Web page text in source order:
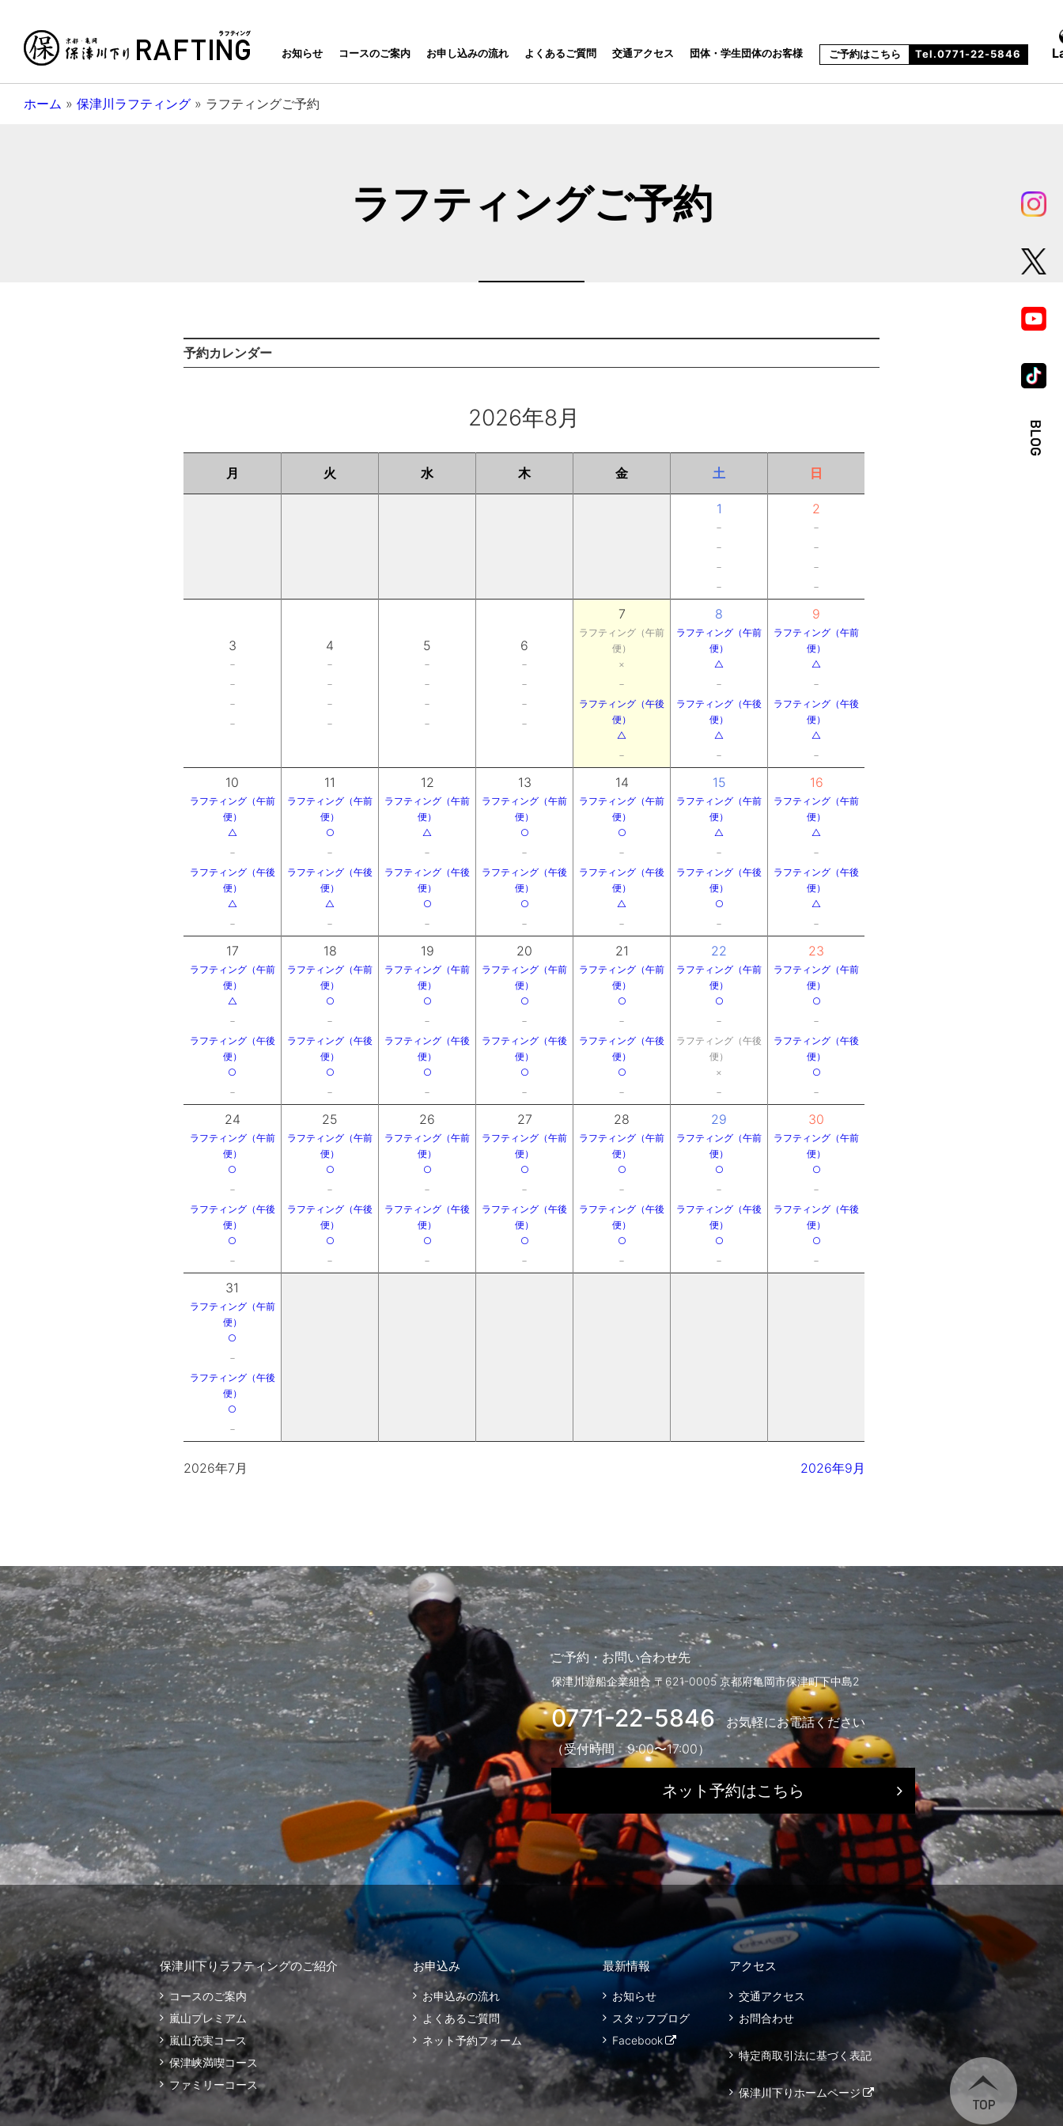
ビ
ス
キ
京都・亀岡 保津川下り RAFTING
お知らせ コースのご案内 お申し込みの流れ よくあるご質問 交通アクセス 団体・学生団体のお客様 ご予約はこちら Tel.0771-22-5846
ホーム » 保津川ラフティング » ラフティングご予約
ラフティングご予約
予約カレンダー
2026年8月
月 火 水 木 金 土 日
1
－
－
－
－
2
－
－
－
－
3
－
－
－
－
4
－
－
－
－
5
－
－
－
－
6
－
－
－
－
7
ラフティング（午前
便）
×
－
ラフティング（午後
便）
△
－
8
ラフティング（午前
便）
△
－
ラフティング（午後
便）
△
－
9
ラフティング（午前
便）
△
－
ラフティング（午後
便）
△
－
10
ラフティング（午前
便）
△
－
ラフティング（午後
便）
△
－
11
ラフティング（午前
便）
○
－
ラフティング（午後
便）
△
－
12
ラフティング（午前
便）
△
－
ラフティング（午後
便）
○
－
13
ラフティング（午前
便）
○
－
ラフティング（午後
便）
○
－
14
ラフティング（午前
便）
○
－
ラフティング（午後
便）
△
－
15
ラフティング（午前
便）
△
－
ラフティング（午後
便）
○
－
16
ラフティング（午前
便）
△
－
ラフティング（午後
便）
△
－
17
ラフティング（午前
便）
△
－
ラフティング（午後
便）
○
－
18
ラフティング（午前
便）
○
－
ラフティング（午後
便）
○
－
19
ラフティング（午前
便）
○
－
ラフティング（午後
便）
○
－
20
ラフティング（午前
便）
○
－
ラフティング（午後
便）
○
－
21
ラフティング（午前
便）
○
－
ラフティング（午後
便）
○
－
22
ラフティング（午前
便）
○
－
ラフティング（午後
便）
×
－
23
ラフティング（午前
便）
○
－
ラフティング（午後
便）
○
－
24
ラフティング（午前
便）
○
－
ラフティング（午後
便）
○
－
25
ラフティング（午前
便）
○
－
ラフティング（午後
便）
○
－
26
ラフティング（午前
便）
○
－
ラフティング（午後
便）
○
－
27
ラフティング（午前
便）
○
－
ラフティング（午後
便）
○
－
28
ラフティング（午前
便）
○
－
ラフティング（午後
便）
○
－
29
ラフティング（午前
便）
○
－
ラフティング（午後
便）
○
－
30
ラフティング（午前
便）
○
－
ラフティング（午後
便）
○
－
31
ラフティング（午前
便）
○
－
ラフティング（午後
便）
○
－
2026年7月 2026年9月
ご予約・お問い合わせ先
保津川遊船企業組合 〒621-0005 京都府亀岡市保津町下中島2
0771-22-5846
お気軽にお電話ください
（受付時間 9:00〜17:00）
ネット予約はこちら
保津川下りラフティングのご紹介
コースのご案内
嵐山プレミアム
嵐山充実コース
保津峡満喫コース
ファミリーコース
お申込み
お申込みの流れ
よくあるご質問
ネット予約フォーム
最新情報
お知らせ
スタッフブログ
Facebook
アクセス
交通アクセス
お問合わせ
特定商取引法に基づく表記
保津川下りホームページ